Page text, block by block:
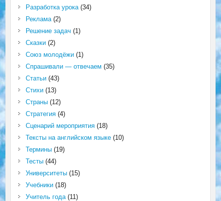
Разработка урока(34)
Реклама(2)
Решение задач (1)
Сказки(2)
Союз молодёжи(1)
Спрашивали — отвечаем (35)
Статьи(43)
Стихи(13)
Страны(12)
Стратегия(4)
Сценарий мероприятия(18)
Тексты на английском языке(10)
Термины(19)
Тесты(44)
Университеты(15)
Учебники(18)
Учитель года(11)